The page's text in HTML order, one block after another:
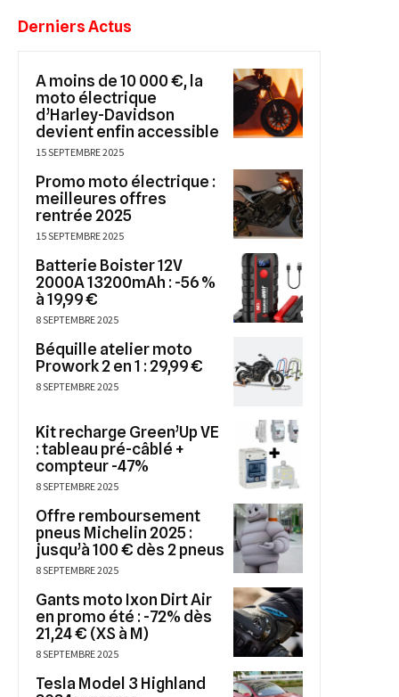
Derniers Actus
A moins de 10 000 €, la
moto électrique
d’Harley-Davidson
devient enfin accessible
15 SEPTEMBRE 2025
Promo moto électrique :
meilleures offres
rentrée 2025
15 SEPTEMBRE 2025
Batterie Boister 12V
2000A 13200mAh : -56 %
à 19,99 €
8 SEPTEMBRE 2025
Béquille atelier moto
Prowork 2 en 1 : 29,99 €
8 SEPTEMBRE 2025
Kit recharge Green’Up VE
: tableau pré-câblé +
compteur -47%
8 SEPTEMBRE 2025
Offre remboursement
pneus Michelin 2025 :
jusqu’à 100 € dès 2 pneus
8 SEPTEMBRE 2025
Gants moto Ixon Dirt Air
en promo été : -72% dès
21,24 € (XS à M)
8 SEPTEMBRE 2025
Tesla Model 3 Highland